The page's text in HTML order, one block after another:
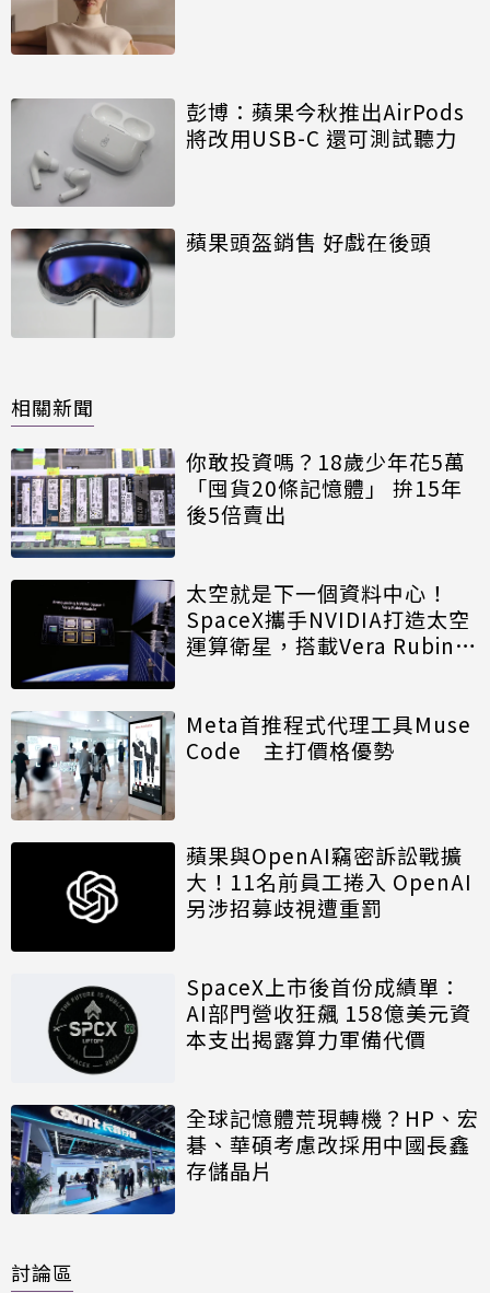
彭博：蘋果今秋推出AirPods
將改用USB-C 還可測試聽力
蘋果頭盔銷售 好戲在後頭
相關新聞
你敢投資嗎？18歲少年花5萬
「囤貨20條記憶體」 拚15年
後5倍賣出
太空就是下一個資料中心！
SpaceX攜手NVIDIA打造太空
運算衛星，搭載Vera Rubin運
Meta首推程式代理工具Muse
Code 主打價格優勢
蘋果與OpenAI竊密訴訟戰擴
大！11名前員工捲入 OpenAI
另涉招募歧視遭重罰
SpaceX上市後首份成績單：
AI部門營收狂飆 158億美元資
本支出揭露算力軍備代價
全球記憶體荒現轉機？HP、宏
碁、華碩考慮改採用中國長鑫
存儲晶片
討論區